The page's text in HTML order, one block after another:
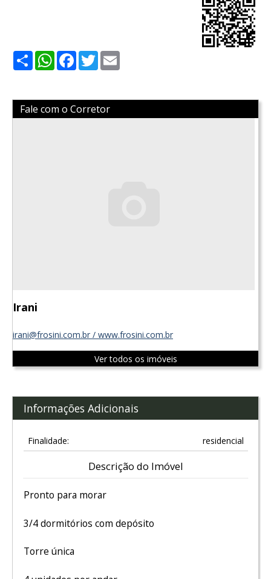
ShareWhatsApp
Facebook
Twitter
Fale com o Corretor
Irani
irani@frosini.com.br / www.frosini.com.br
Ver todos os imóveis
Informações Adicionais
Finalidade: residencial
Descrição do Imóvel
Pronto para morar
3/4 dormitórios com depósito
Torre única